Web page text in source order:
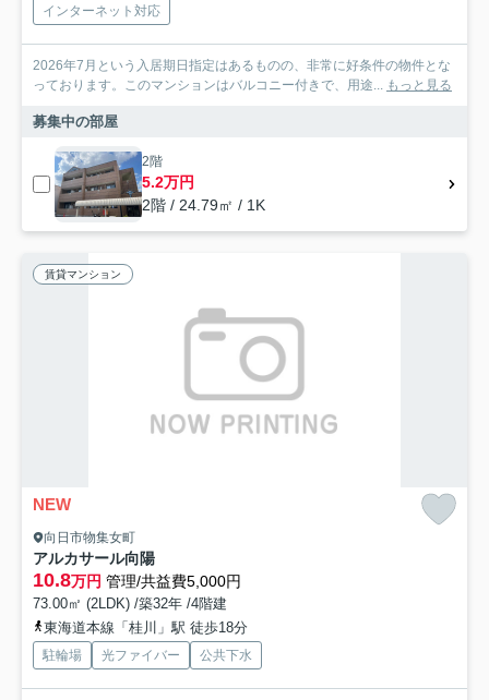
インターネット対応
2026年7月という入居期日指定はあるものの、非常に好条件の物件とな
っております。このマンションはバルコニー付きで、用途... もっと見る
募集中の部屋
2階
5.2万円
2階 / 24.79㎡ / 1K
賃貸マンション
NEW
向日市物集女町
アルカサール向陽
10.8万円 管理/共益費5,000円
73.00㎡ (2LDK) /築32年 /4階建
東海道本線「桂川」駅 徒歩18分
駐輪場 光ファイバー 公共下水